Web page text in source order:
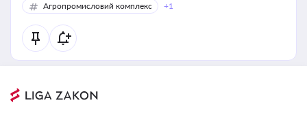
Агропромисловий комплекс
+1